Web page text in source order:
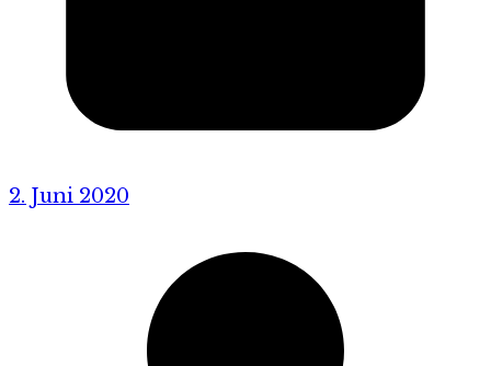
2. Juni 2020